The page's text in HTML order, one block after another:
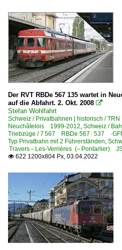
Der RVT RBDe 567 135 wartet in
auf die Abfahrt. 2. Okt. 2008 
Stefan Wohlfahrt
Schweiz / Privatbahnen | historisch /
Neuchâtelois 1999-2012, Schweiz /
Triebzüge / 7 567 RBDe 567 · 537
Typ Privatbahn mit 2 Führerständen,
Travers – Les-Verrières (– Pontarlier)
 622 1200x804 Px, 03.04.2022